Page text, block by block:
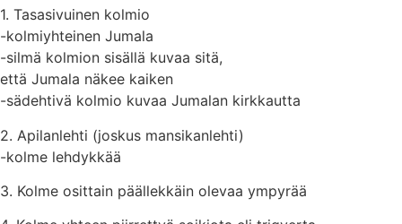
1. Tasasivuinen kolmio
-kolmiyhteinen Jumala
-silmä kolmion sisällä kuvaa sitä,
että Jumala näkee kaiken
-sädehtivä kolmio kuvaa Jumalan kirkkautta
2. Apilanlehti (joskus mansikanlehti)
-kolme lehdykkää
3. Kolme osittain päällekkäin olevaa ympyrää